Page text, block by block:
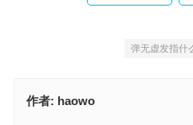
弹无虚发指什
作者: haowo